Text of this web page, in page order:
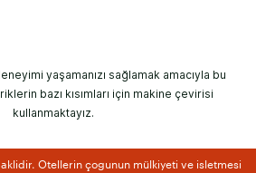
yaşamanızı sağlamak amacıyla bu
bazı kısımları için makine çevirisi
kullanmaktayız.
Otellerin çogunun mülkiyeti ve isletmesi